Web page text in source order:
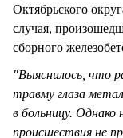
Октябрьского
случая,
сборного
"Выяснилось, что
травму глаза
в больницу. Однако
происшествия не